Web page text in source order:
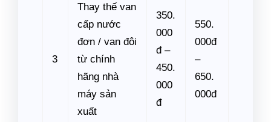
3
Thay thế van
cấp nước
đơn / van đôi
từ chính
hãng nhà
máy sản
xuất
350.
000
đ –
450.
000
đ
550.
000đ
–
650.
000đ